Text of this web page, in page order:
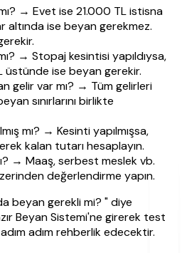
→ Evet ise 21.000 TL istisna
altında ise beyan gerekmez.
→ Stopaj kesintisi yapıldıysa,
ise beyan gerekir.
gelir var mı? → Tüm gelirleri
sınırlarını birlikte
mı? → Kesinti yapılmışsa,
kalan tutarı hesaplayın.
→ Maaş, serbest meslek vb.
değerlendirme yapın.
beyan gerekli mi? " diye
Beyan Sistemi'ne girerek test
adım rehberlik edecektir.